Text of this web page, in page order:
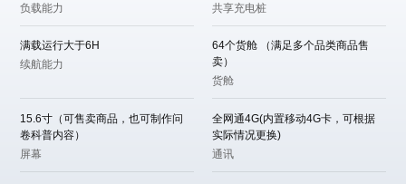
负载能力
共享充电桩
满载运行大于6H
续航能力
64个货舱 （满足多个品类商品售
卖）
货舱
15.6寸（可售卖商品，也可制作问
卷科普内容）
屏幕
全网通4G(内置移动4G卡，可根据
实际情况更换)
通讯